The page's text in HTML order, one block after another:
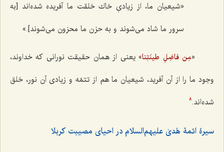
«شيعيان ما، از زيادىِ خاك خلقت ما آفريده شده‌اند [به
سرور ما شاد می‌شوند و به حزن ما محزون می‌شوند].»
«مِن فاضِلِ طینَتِنا» يعنى از همان حقيقت نورانى كه خداوند،
وجود ما را از آن‌ آفريد، شيعيان ما هم از تتمّه و زيادى آن نور، خلق
شده‌اند.8
سیرۀ ائمۀ هُدیٰ علیهم‌السلام در احیای مصیبت کربلا